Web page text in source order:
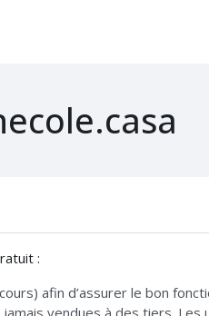
:
afin d’assurer le bon
vendues à des tiers.